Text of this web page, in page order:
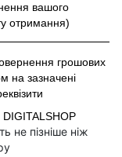
вашого
отримання)
грошових
на зазначені
DIGITALSHOP
не пізніше ніж